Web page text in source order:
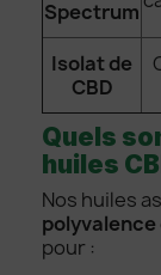
Spectrum
Isolat de
CBD
Quels
huiles
Nos huiles
pour :